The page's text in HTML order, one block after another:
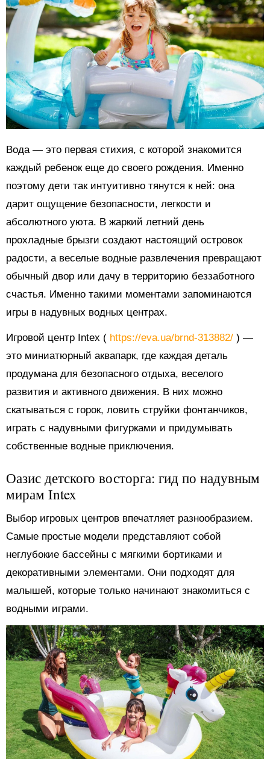
Вода — это первая стихия, с которой знакомится
каждый ребенок еще до своего рождения. Именно
поэтому дети так интуитивно тянутся к ней: она
дарит ощущение безопасности, легкости и
абсолютного уюта. В жаркий летний день
прохладные брызги создают настоящий островок
радости, а веселые водные развлечения превращают
обычный двор или дачу в территорию беззаботного
счастья. Именно такими моментами запоминаются
игры в надувных водных центрах.
Игровой центр Intex ( https://eva.ua/brnd-313882/ ) —
это миниатюрный аквапарк, где каждая деталь
продумана для безопасного отдыха, веселого
развития и активного движения. В них можно
скатываться с горок, ловить струйки фонтанчиков,
играть с надувными фигурками и придумывать
собственные водные приключения.
Оазис детского восторга: гид по надувным
мирам Intex
Выбор игровых центров впечатляет разнообразием.
Самые простые модели представляют собой
неглубокие бассейны с мягкими бортиками и
декоративными элементами. Они подходят для
малышей, которые только начинают знакомиться с
водными играми.